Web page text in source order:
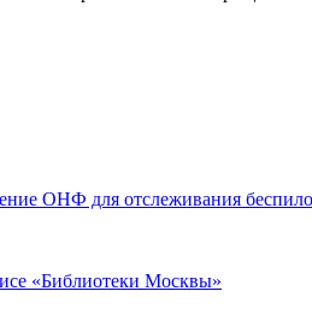
ОНФ для отслеживания
«Библиотеки Москвы»